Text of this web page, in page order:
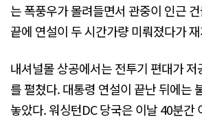
는 폭풍우가 몰려들면서 관중이 인근
끝에 연설이 두 시간가량 미뤄졌다가
내셔널몰 상공에서는 전투기 편대가
를 펼쳤다. 대통령 연설이 끝난 뒤에는
놓았다. 워싱턴DC 당국은 이날 40분간